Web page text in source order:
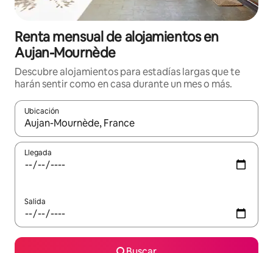
Renta mensual de alojamientos en
Aujan-Mournède
Descubre alojamientos para estadías largas que te
harán sentir como en casa durante un mes o más.
Ubicación
Cuando los resultados estén disponibles, navega con las
Llegada
Salida